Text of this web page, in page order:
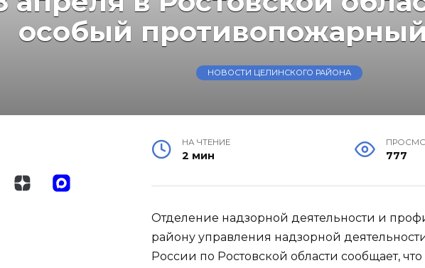
особый
НОВОСТИ ЦЕЛИНСКОГО РАЙОНА
НА ЧТЕНИЕ
2 мин 777
Отделение надзорной деятельности и
району управления надзорной
России по Ростовской области сообщает,